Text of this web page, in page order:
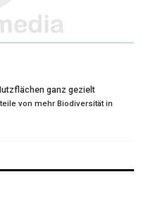
E
D
N
ganz gezielt
von mehr Biodiversität in